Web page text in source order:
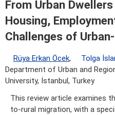
From Urban
Housing,
Challenges of
Rüya Erkan Öcek,
Tolga
Department of Urban and
University, İstanbul, Turkey
This review article examines
to-rural migration, with a